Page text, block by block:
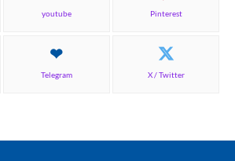
youtube Pinterest
Telegram X / Twitter